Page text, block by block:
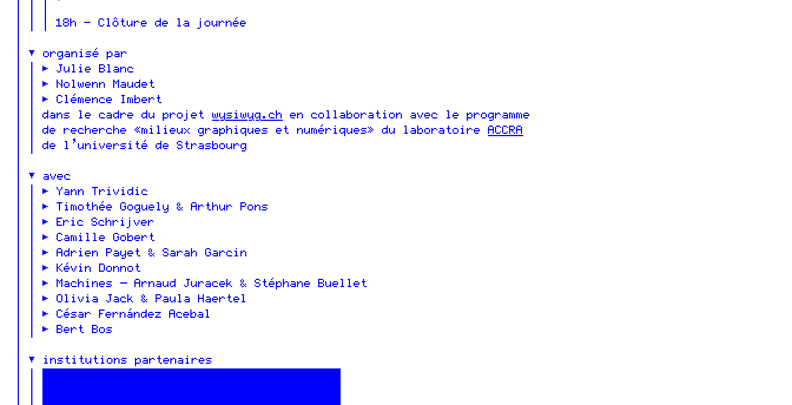
18h - Clôture de la journée
organisé par
Julie Blanc
Nolwenn Maudet
Clémence Imbert
dans le cadre du projet wysiwyg.ch
de recherche «milieux graphiques et numériques» du laboratoire ACCRA
de l’université de Strasbourg
avec
Yann Trividic
Timothée Goguely & Arthur Pons
Eric Schrijver
Camille Gobert
Adrien Payet & Sarah Garcin
Kévin Donnot
Machines — Arnaud Juracek & Stéphane Buellet
Olivia Jack & Paula Haertel
César Fernández Acebal
Bert Bos
institutions partenaires